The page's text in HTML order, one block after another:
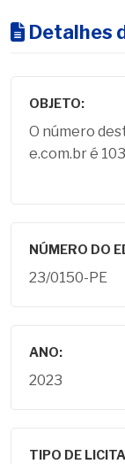
Detalhes
OBJETO:
O número
e.com.br é
NÚMERO DO
23/0150-PE
ANO:
2023
TIPO DE